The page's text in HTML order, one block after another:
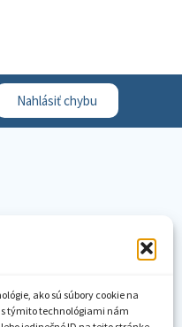
ako sú súbory cookie na
týmito technológiami nám
Nahlásiť chybu